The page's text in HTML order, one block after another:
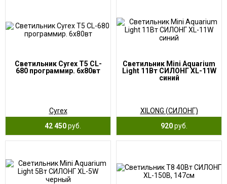
Светильник Cyrex T5 CL-
680 программир. 6х80вт
Cyrex
42 450руб.
Светильник Mini Aquarium
Light 11Вт СИЛОНГ XL-11W
синий
XILONG (СИЛОНГ)
920руб.